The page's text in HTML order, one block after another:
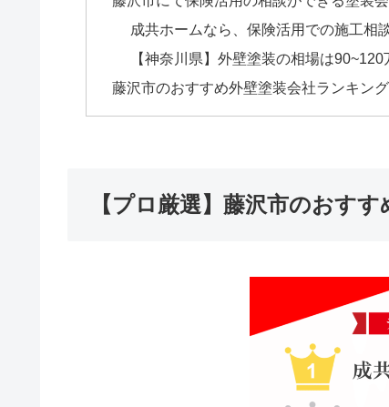
成共ホームなら、保険活用での施工相
【神奈川県】外壁塗装の相場は90~120
藤沢市のおすすめ外壁塗装会社ランキン
【プロ厳選】藤沢市のおす